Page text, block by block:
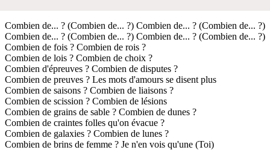
Combien de... ? (Combien de... ?) Combien de... ? (Combien de... ?)
Combien de... ? (Combien de... ?) Combien de... ? (Combien de... ?)
Combien de fois ? Combien de rois ?
Combien de lois ? Combien de choix ?
Combien d'épreuves ? Combien de disputes ?
Combien de preuves ? Les mots d'amours se disent plus
Combien de saisons ? Combien de liaisons ?
Combien de scission ? Combien de lésions
Combien de grains de sable ? Combien de dunes ?
Combien de craintes folles qu'on évacue ?
Combien de galaxies ? Combien de lunes ?
Combien de brins de femme ? Je n'en vois qu'une (Toi)